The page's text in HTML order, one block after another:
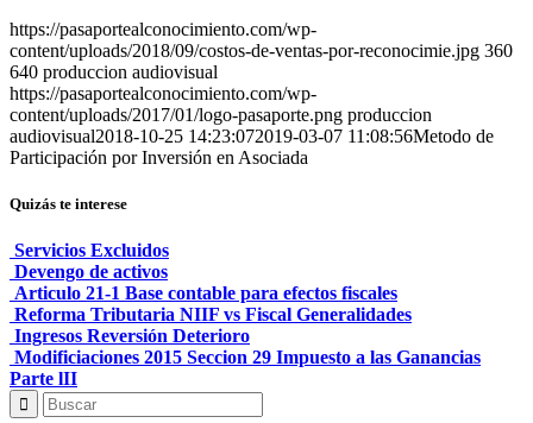
https://pasaportealconocimiento.com/wp-
content/uploads/2018/09/costos-de-ventas-por-reconocimie.jpg 360
640 produccion audiovisual
https://pasaportealconocimiento.com/wp-
content/uploads/2017/01/logo-pasaporte.png produccion
audiovisual2018-10-25 14:23:072019-03-07 11:08:56Metodo de
Participación por Inversión en Asociada
Quizás te interese
Servicios Excluidos
Devengo de activos
Articulo 21-1 Base contable para efectos fiscales
Reforma Tributaria NIIF vs Fiscal Generalidades
Ingresos Reversión Deterioro
Modificiaciones 2015 Seccion 29 Impuesto a las Ganancias
Parte lII